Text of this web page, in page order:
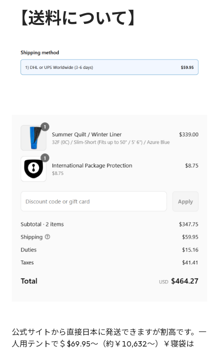
【送料について】
公式サイトから直接日本に発送できますが割高です。一
人用テントで＄$69.95～（約￥10,632～）￥寝袋は